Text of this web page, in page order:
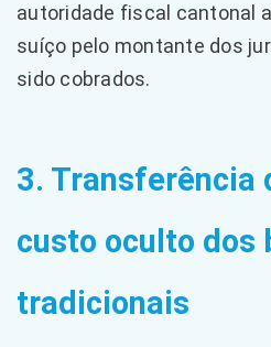
autoridade fiscal cantonal
suíço pelo montante dos
sido cobrados.
3. Transferência
custo oculto dos
tradicionais